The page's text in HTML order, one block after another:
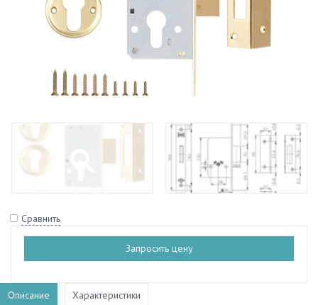
Сравнить
Запросить цену
Описание Характеристики